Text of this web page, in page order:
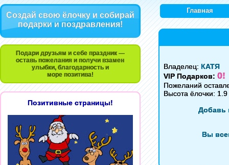
Создай свою ёлочку и собирай
подарки и поздравления!
Подари друзьям и себе праздник —
оставь пожелания и получи взамен
улыбки, благодарность и
море позитива!
Позитивные страницы!
Главная
Владелец: КАТЯ
VIP Подарков: 0!
Пожеланий
Высота ёлочки:
Добавь
Вы